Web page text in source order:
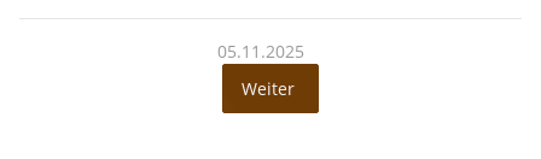
05.11.2025
Weiter